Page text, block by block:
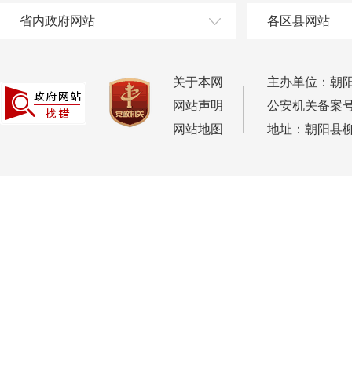
省内政府网站 各区县网站
关于本网
网站声明
网站地图
主办单位：朝
公安机关备案
地址：朝阳县